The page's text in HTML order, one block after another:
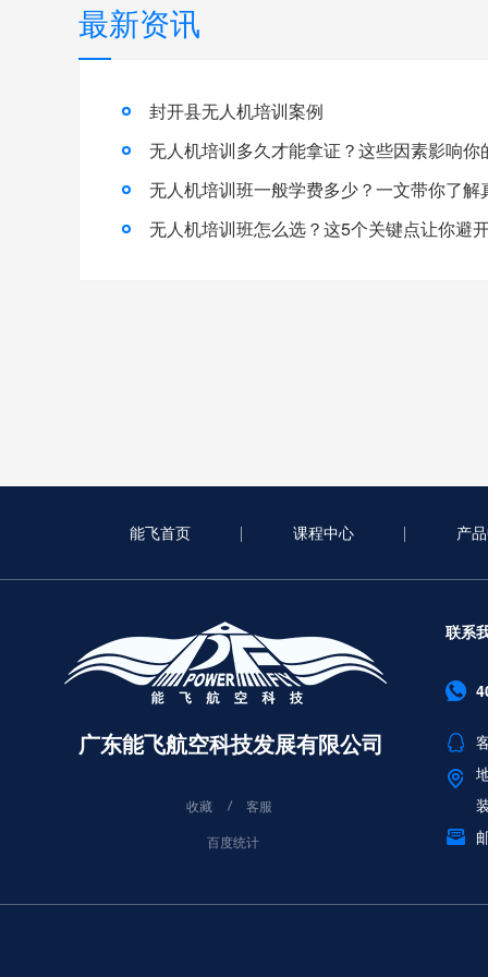
最新资讯
封开县无人机培训案例
无人机培训多久才能拿证？这些因素影响你
无人机培训班怎么选？这5个关键点让你避
能飞首页 课程中心 产
广东能飞航空科技发展有限公司
收藏
客服
百度统计
联系